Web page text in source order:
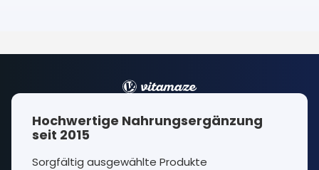
Hochwertige Nahrungsergänzung
seit 2015
Sorgfältig ausgewählte Produkte